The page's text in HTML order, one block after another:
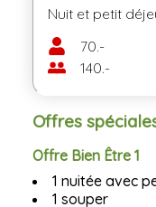
Nuit et petit
70.-
140.-
Offres
Offre Bien Être 1
1 nuitée avec
1 souper